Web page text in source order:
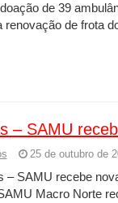
de 39
renovação de frota
– SAMU
25 de outubro de
– SAMU recebe
Macro Norte